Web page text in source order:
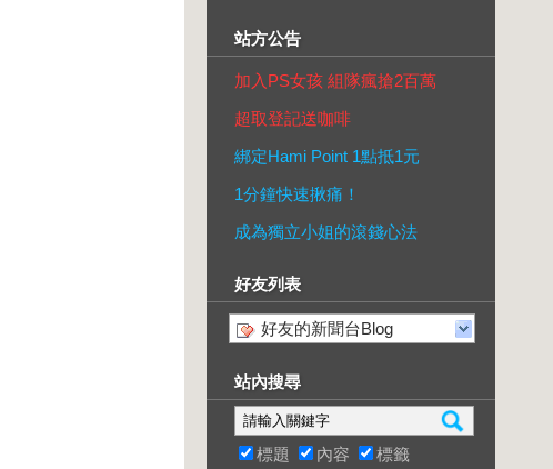
站方公告
加入PS女孩 組隊瘋搶2百萬
超取登記送咖啡
綁定Hami Point 1點抵1元
1分鐘快速揪痛！
成為獨立小姐的滾錢心法
好友列表
好友的新聞台Blog
站內搜尋
標題 內容 標籤